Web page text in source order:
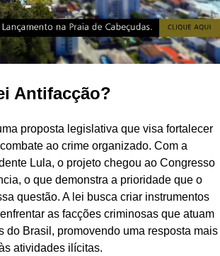
Antifacção?
proposta legislativa que visa fortalecer
ao crime organizado. Com a
Lula, o projeto chegou ao Congresso
o que demonstra a prioridade que o
questão. A lei busca criar instrumentos
as facções criminosas que atuam
do Brasil, promovendo uma resposta mais
atividades ilícitas.